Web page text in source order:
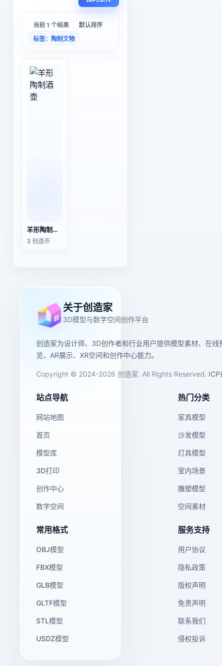
当前 1 个结果
默认排序
标签：陶制文物
羊形陶制酒壶
3 创造币
关于创造家
3D模型与数字空间创作平台
创造家为设计师、3D创作者和行业用户提供模型素材、在线
览、AR展示、XR空间和创作中心能力。
Copyright © 2024-2026 创造家. All Rights Reserved. ICP
站点导航
网站地图
首页
模型库
3D打印
创作中心
数字空间
热门分类
家具模型
沙发模型
灯具模型
室内场景
雕塑模型
空间素材
常用格式
OBJ模型
FBX模型
GLB模型
GLTF模型
STL模型
USDZ模型
服务支持
用户协议
隐私政策
版权声明
免责声明
联系我们
侵权投诉